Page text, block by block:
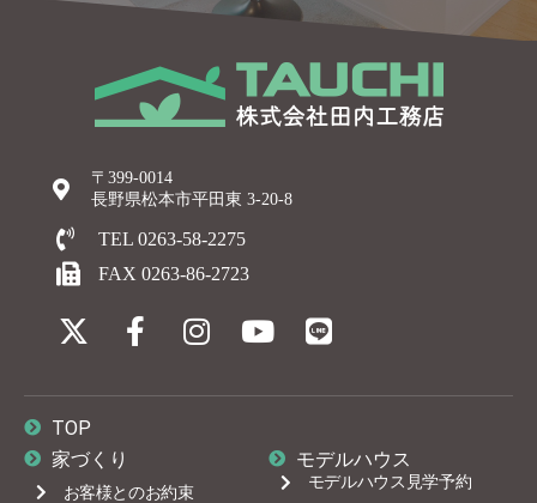
〒399-0014
長野県松本市平田東 3-20-8
TEL 0263-58-2275
FAX 0263-86-2723
TOP
家づくり
お客様とのお約束
モデルハウス
モデルハウス見学予約